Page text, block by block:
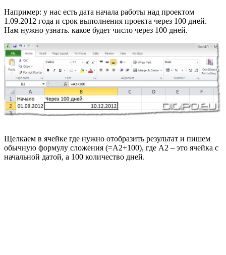
Например: у нас есть дата начала работы над проектом
1.09.2012 года и срок выполнения проекта через 100 дней.
Нам нужно узнать. какое будет число через 100 дней.
Щелкаем в ячейке где нужно отобразить результат и пишем
обычную формулу сложения (=А2+100), где А2 – это ячейка с
начальной датой, а 100 количество дней.